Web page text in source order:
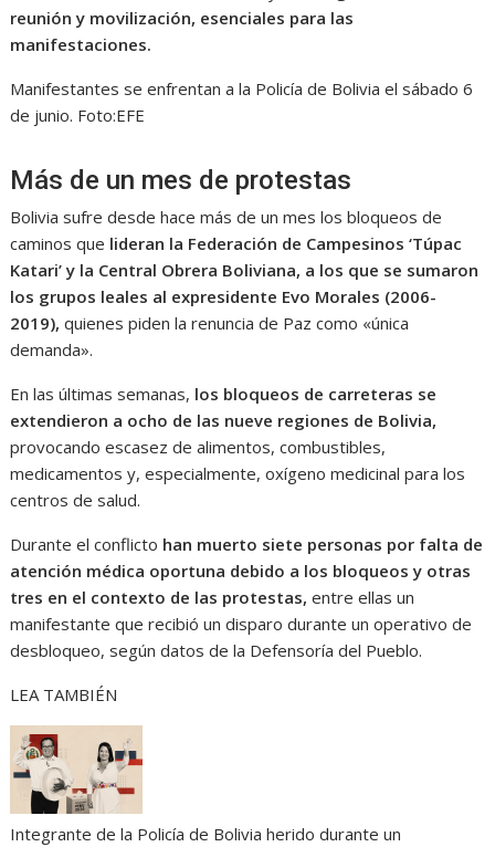
reunión y movilización, esenciales para las
manifestaciones.
Manifestantes se enfrentan a la Policía de Bolivia el sábado 6
de junio. Foto:EFE
Más de un mes de protestas
Bolivia sufre desde hace más de un mes los bloqueos de
caminos que lideran la Federación de Campesinos ‘Túpac
Katari’ y la Central Obrera Boliviana, a los que se sumaron
los grupos leales al expresidente Evo Morales (2006-
2019),quienes piden la renuncia de Paz como «única
demanda».
En las últimas semanas, los bloqueos de carreteras se
extendieron a ocho de las nueve regiones de Bolivia,
provocando escasez de alimentos, combustibles,
medicamentos y, especialmente, oxígeno medicinal para los
centros de salud.
Durante el conflicto han muerto siete personas por falta de
atención médica oportuna debido a los bloqueos y otras
tres en el contexto de las protestas, entre ellas un
manifestante que recibió un disparo durante un operativo de
desbloqueo, según datos de la Defensoría del Pueblo.
LEA TAMBIÉN
Integrante de la Policía de Bolivia herido durante un